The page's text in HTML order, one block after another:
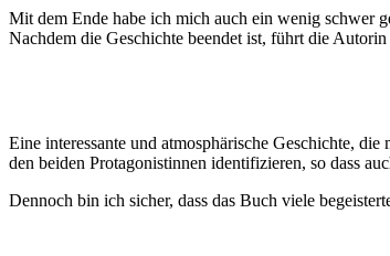
Mit dem Ende habe ich mich auch ein wenig schwer
Nachdem die Geschichte beendet ist, führt die
Eine interessante und atmosphärische Geschichte,
den beiden Protagonistinnen identifizieren, so dass
Dennoch bin ich sicher, dass das Buch viele